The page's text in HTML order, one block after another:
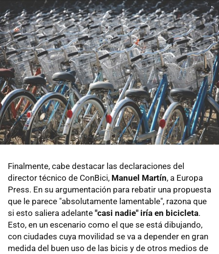
Finalmente, cabe destacar las declaraciones del
director técnico de ConBici, Manuel Martín, a Europa
Press. En su argumentación para rebatir una propuesta
que le parece "absolutamente lamentable", razona que
si esto saliera adelante "casi nadie" iría en bicicleta.
Esto, en un escenario como el que se está dibujando,
con ciudades cuya movilidad se va a depender en gran
medida del buen uso de las bicis y de otros medios de